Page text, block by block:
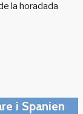
la horadada
i Spanien